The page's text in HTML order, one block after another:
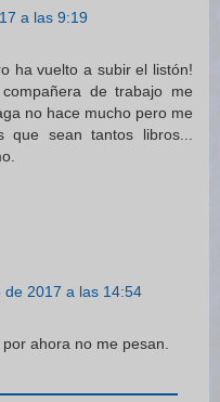
a las 9:19
ha vuelto a subir el listón!
de trabajo me
no hace mucho pero me
sean tantos libros...
de 2017 a las 14:54
ahora no me pesan.